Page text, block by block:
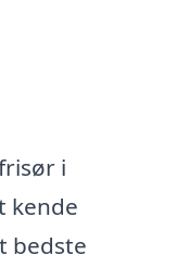
i
kende
bedste